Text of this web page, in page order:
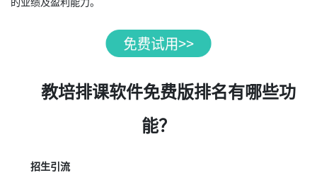
教培排课软件免费版排名有哪些功
能？
招生引流